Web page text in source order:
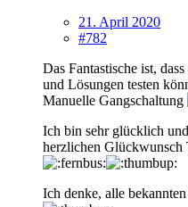
21. April 2020
#782
Das Fantastische ist,
und Lösungen testen
Manuelle Gangschaltung
Ich bin sehr glücklich
herzlichen
Ich denke, alle